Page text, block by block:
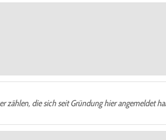
die sich seit Gründung hier angemeldet